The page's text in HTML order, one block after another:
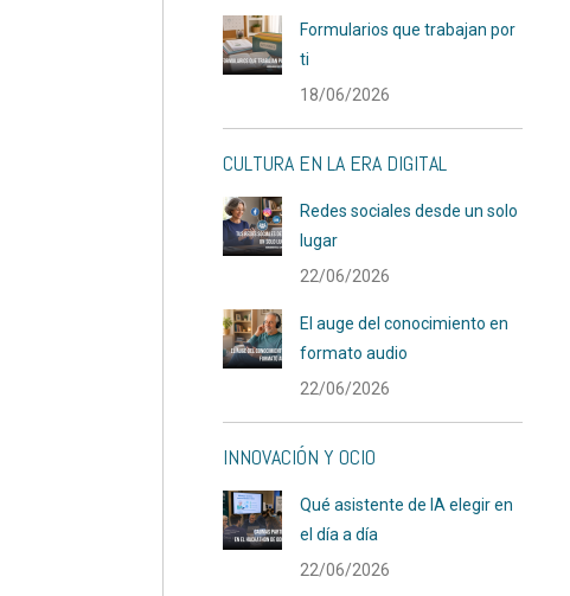
Formularios que trabajan por
ti
18/06/2026
CULTURA EN LA ERA DIGITAL
Redes sociales desde un solo
lugar
22/06/2026
El auge del conocimiento en
formato audio
22/06/2026
INNOVACIÓN Y OCIO
Qué asistente de IA elegir en
el día a día
22/06/2026